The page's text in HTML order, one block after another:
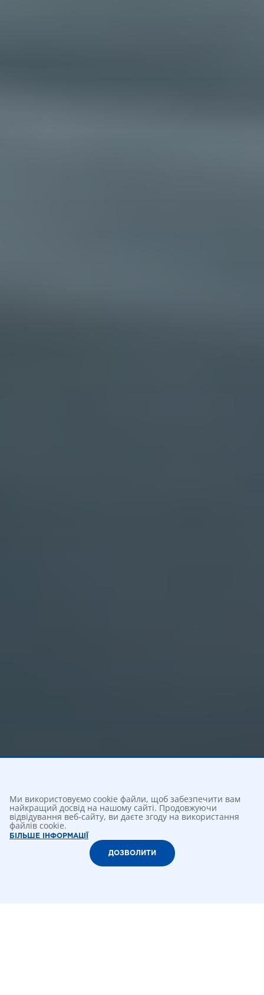
Ми використовуємо cookie файли, щоб забезпечити вам
найкращий досвід на нашому сайті. Продовжуючи
відвідування веб-сайту, ви даєте згоду на використання
файлів cookie.
БІЛЬШЕ ІНФОРМАЦІЇ
ДОЗВОЛИТИ